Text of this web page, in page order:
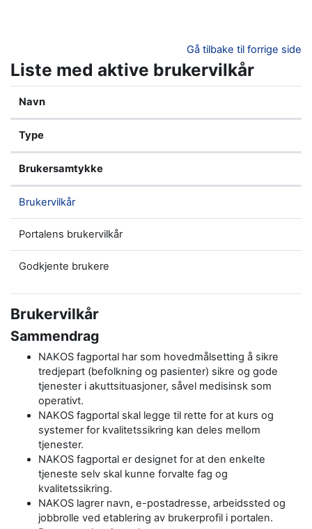
Gå tilbake til forrige side
Liste med aktive brukervilkår
Navn
Type
Brukersamtykke
Brukervilkår
Portalens brukervilkår
Godkjente brukere
Brukervilkår
Sammendrag
NAKOS fagportal har som hovedmålsetting å sikre
tredjepart (befolkning og pasienter) sikre og gode
tjenester i akuttsituasjoner, såvel medisinsk som
operativt.
NAKOS fagportal skal legge til rette for at kurs og
systemer for kvalitetssikring kan deles mellom
tjenester.
NAKOS fagportal er designet for at den enkelte
tjeneste selv skal kunne forvalte fag og
kvalitetssikring.
NAKOS lagrer navn, e-postadresse, arbeidssted og
jobbrolle ved etablering av brukerprofil i portalen.